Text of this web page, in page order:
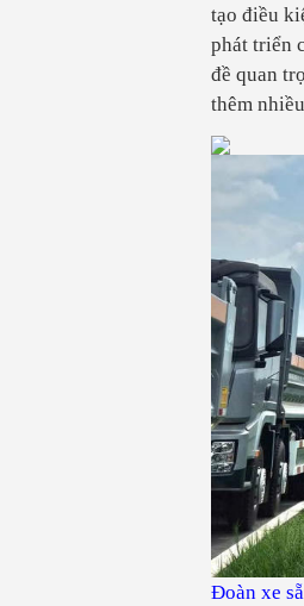
tạo điều
phát triển
đề quan
thêm
Đoàn xe